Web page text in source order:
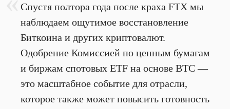
Спустя полтора года после краха FTX мы
наблюдаем ощутимое восстановление
Биткоина и других криптовалют.
Одобрение Комиссией по ценным бумагам
и биржам спотовых ETF на основе BTC —
это масштабное событие для отрасли,
которое также может повысить готовность